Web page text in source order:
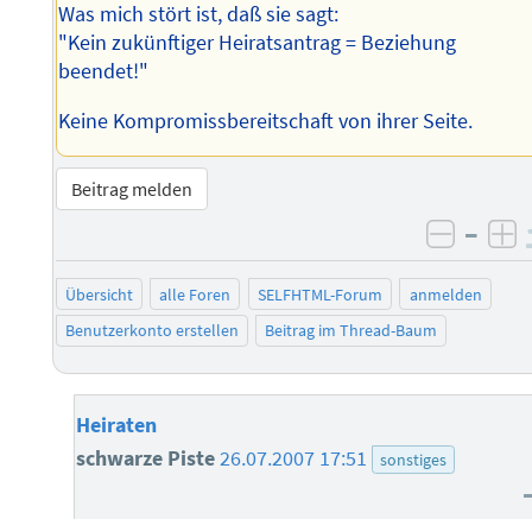
Was mich stört ist, daß sie sagt:
"Kein zukünftiger Heiratsantrag = Beziehung
beendet!"
Keine Kompromissbereitschaft von ihrer Seite.
Beitrag melden
–
Übersicht alle Foren SELFHTML-Forum
anmelden
Benutzerkonto erstellen
Beitrag im Thread-Baum
Heiraten
schwarze Piste26.07.2007 17:51 sonstiges